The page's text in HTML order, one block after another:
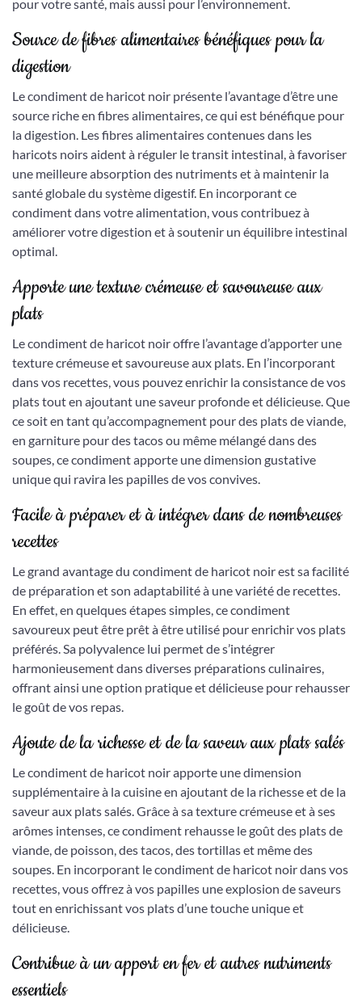
pour votre santé, mais aussi pour l’environnement.
Source de fibres alimentaires bénéfiques pour la
digestion
Le condiment de haricot noir présente l’avantage d’être une
source riche en fibres alimentaires, ce qui est bénéfique pour
la digestion. Les fibres alimentaires contenues dans les
haricots noirs aident à réguler le transit intestinal, à favoriser
une meilleure absorption des nutriments et à maintenir la
santé globale du système digestif. En incorporant ce
condiment dans votre alimentation, vous contribuez à
améliorer votre digestion et à soutenir un équilibre intestinal
optimal.
Apporte une texture crémeuse et savoureuse aux
plats
Le condiment de haricot noir offre l’avantage d’apporter une
texture crémeuse et savoureuse aux plats. En l’incorporant
dans vos recettes, vous pouvez enrichir la consistance de vos
plats tout en ajoutant une saveur profonde et délicieuse. Que
ce soit en tant qu’accompagnement pour des plats de viande,
en garniture pour des tacos ou même mélangé dans des
soupes, ce condiment apporte une dimension gustative
unique qui ravira les papilles de vos convives.
Facile à préparer et à intégrer dans de nombreuses
recettes
Le grand avantage du condiment de haricot noir est sa facilité
de préparation et son adaptabilité à une variété de recettes.
En effet, en quelques étapes simples, ce condiment
savoureux peut être prêt à être utilisé pour enrichir vos plats
préférés. Sa polyvalence lui permet de s’intégrer
harmonieusement dans diverses préparations culinaires,
offrant ainsi une option pratique et délicieuse pour rehausser
le goût de vos repas.
Ajoute de la richesse et de la saveur aux plats salés
Le condiment de haricot noir apporte une dimension
supplémentaire à la cuisine en ajoutant de la richesse et de la
saveur aux plats salés. Grâce à sa texture crémeuse et à ses
arômes intenses, ce condiment rehausse le goût des plats de
viande, de poisson, des tacos, des tortillas et même des
soupes. En incorporant le condiment de haricot noir dans vos
recettes, vous offrez à vos papilles une explosion de saveurs
tout en enrichissant vos plats d’une touche unique et
délicieuse.
Contribue à un apport en fer et autres nutriments
essentiels